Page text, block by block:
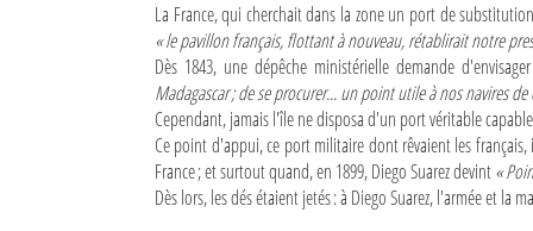
Les Petites Annonces
La Tribune de Diego en PDF
La France, qui cherchait dans la zone un port de
« le pavillon français, flottant à nouveau, rétablirait notre
Dès 1843, une dépêche ministérielle demande
Madagascar ; de se procurer... un point utile à nos navires
Cependant, jamais l'île ne disposa d'un port véritable
Ce point d'appui, ce port militaire dont rêvaient les
France ; et surtout quand, en 1899, Diego Suarez devint«
Dès lors, les dés étaient jetés : à Diego Suarez, l'armée et la